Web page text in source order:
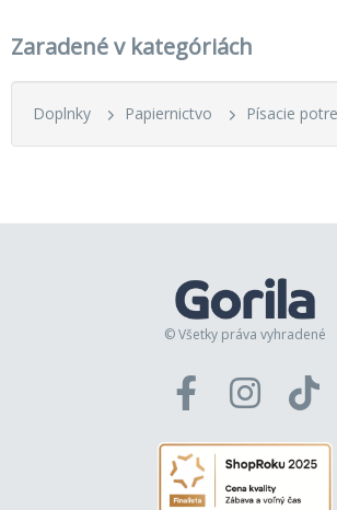
Zaradené v kategóriách
Doplnky Papiernictvo Písacie
© Všetky práva vyhradené